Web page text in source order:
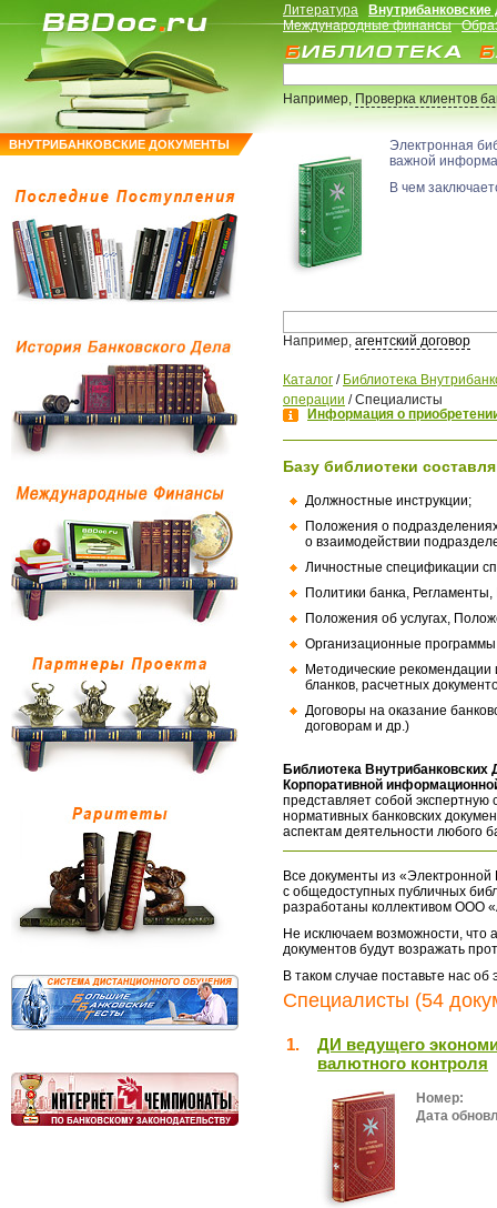
ВНУТРИБАНКОВСКИЕ ДОКУМЕНТЫ
Литература
Международные финансы
Например,Проверка клиентов
Электронная
важной
В чем
Например, агентский договор
Каталог / Библиотека
операции /Специалисты
Информация о
Базу библиотеки
Должностные инструкции;
Положения о
о взаимодействии
Личностные спецификации
Политики банка,
Положения об услугах,
Организационные
Методические
бланков, расчетных
Договоры на оказание
договорам и др.)
Библиотека
Корпоративной
представляет собой экспертную
нормативных банковских
аспектам деятельности любого
Все документы из «Электронной
с общедоступных публичных
разработаны коллективом ООО
Не исключаем возможности, что
документов будут возражать
В таком случае поставьте нас
Специалисты (54
1.
ДИ ведущего
валютного контроля
Номер:
Дата